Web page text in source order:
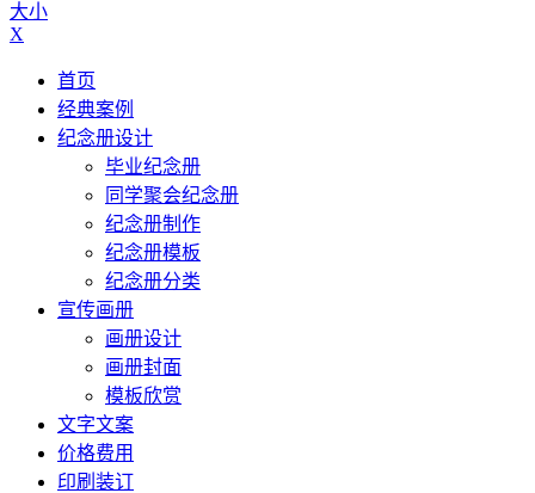
大小
X
首页
经典案例
纪念册设计
毕业纪念册
同学聚会纪念册
纪念册制作
纪念册模板
纪念册分类
宣传画册
画册设计
画册封面
模板欣赏
文字文案
价格费用
印刷装订